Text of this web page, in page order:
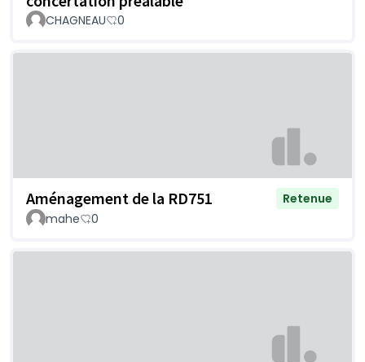
CHAGNEAU 0
Aménagement de la RD751
Retenue
mahe
0